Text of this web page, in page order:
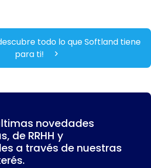
todo lo que Softland tiene
para ti!
novedades
de RRHH y
a través de nuestras